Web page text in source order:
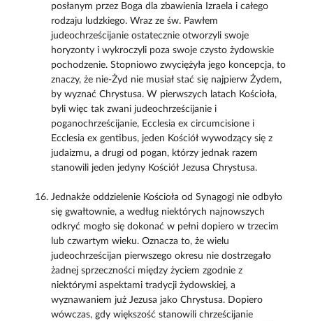
posłanym przez Boga dla zbawienia Izraela i całego
rodzaju ludzkiego. Wraz ze św. Pawłem
judeochrześcijanie ostatecznie otworzyli swoje
horyzonty i wykroczyli poza swoje czysto żydowskie
pochodzenie. Stopniowo zwyciężyła jego koncepcja, to
znaczy, że nie-Żyd nie musiał stać się najpierw Żydem,
by wyznać Chrystusa. W pierwszych latach Kościoła,
byli więc tak zwani judeochrześcijanie i
poganochrześcijanie, Ecclesia ex circumcisione i
Ecclesia ex gentibus, jeden Kościół wywodzący się z
judaizmu, a drugi od pogan, którzy jednak razem
stanowili jeden jedyny Kościół Jezusa Chrystusa.
Jednakże oddzielenie Kościoła od Synagogi nie odbyło
się gwałtownie, a według niektórych najnowszych
odkryć mogło się dokonać w pełni dopiero w trzecim
lub czwartym wieku. Oznacza to, że wielu
judeochrześcijan pierwszego okresu nie dostrzegało
żadnej sprzeczności między życiem zgodnie z
niektórymi aspektami tradycji żydowskiej, a
wyznawaniem już Jezusa jako Chrystusa. Dopiero
wówczas, gdy większość stanowili chrześcijanie